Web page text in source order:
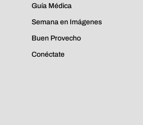
Guía Médica
Semana en Imágenes
Buen Provecho
Conéctate